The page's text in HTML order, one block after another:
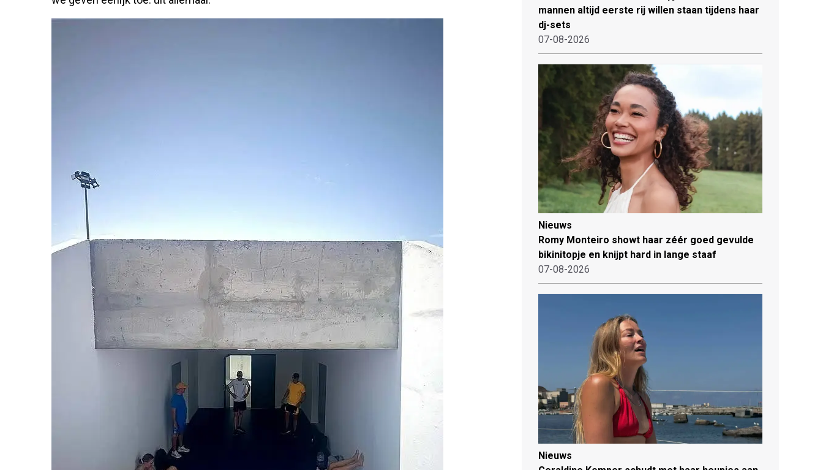
mannen altijd eerste rij willen staan tijdens haar
dj-sets
07-08-2026
Nieuws
Romy Monteiro showt haar zéér goed gevulde
bikinitopje en knijpt hard in lange staaf
07-08-2026
Nieuws